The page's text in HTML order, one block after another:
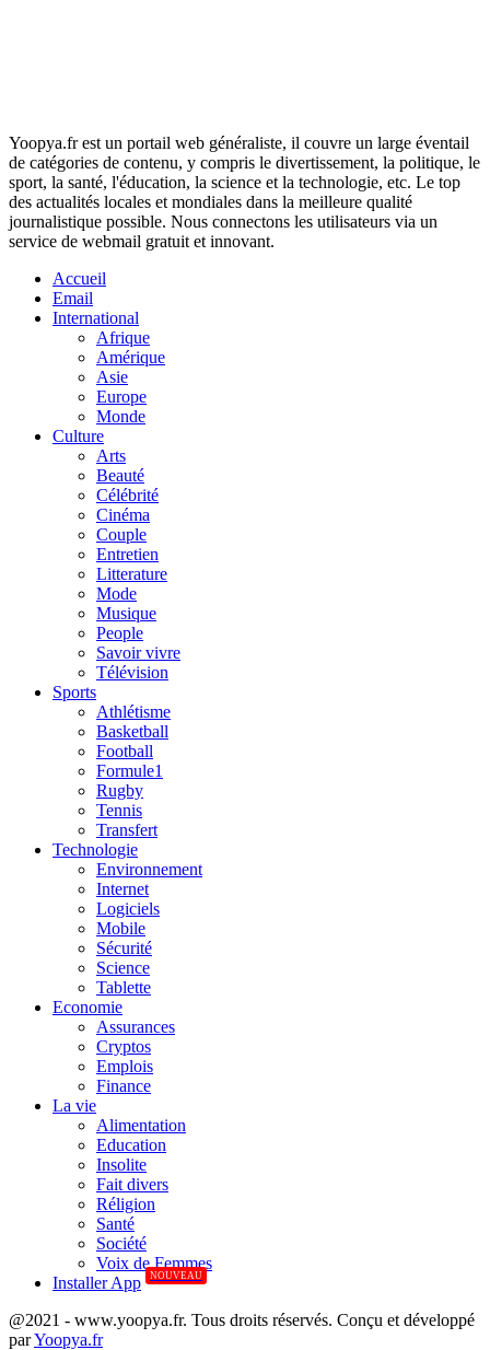
Yoopya.fr est un portail web généraliste, il couvre un large éventail
de catégories de contenu, y compris le divertissement, la politique, le
sport, la santé, l'éducation, la science et la technologie, etc. Le top
des actualités locales et mondiales dans la meilleure qualité
journalistique possible. Nous connectons les utilisateurs via un
service de webmail gratuit et innovant.
Accueil
Email
International
Afrique
Amérique
Asie
Europe
Monde
Culture
Arts
Beauté
Célébrité
Cinéma
Couple
Entretien
Litterature
Mode
Musique
People
Savoir vivre
Télévision
Sports
Athlétisme
Basketball
Football
Formule1
Rugby
Tennis
Transfert
Technologie
Environnement
Internet
Logiciels
Mobile
Sécurité
Science
Tablette
Economie
Assurances
Cryptos
Emplois
Finance
La vie
Alimentation
Education
Insolite
Fait divers
Réligion
Santé
Société
Voix de Femmes
Installer App
NOUVEAU
@2021 - www.yoopya.fr. Tous droits réservés. Conçu et développé
parYoopya.fr